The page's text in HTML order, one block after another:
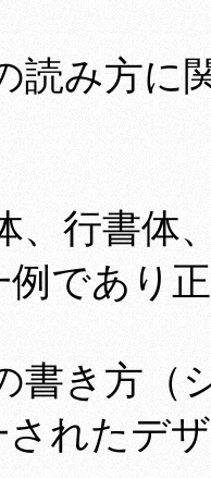
み方に
行書体
例であり
書き方（
されたデ